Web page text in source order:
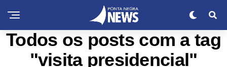
Todos os posts com a tag
"visita presidencial"